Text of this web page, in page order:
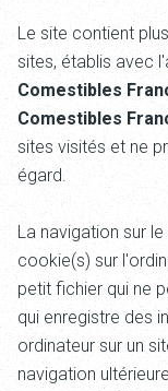
Le site contient
sites, établis avec
Comestibles
Comestibles
sites visités et ne
égard.
La navigation sur le
cookie(s) sur
petit fichier qui ne
qui enregistre des
ordinateur sur un
navigation